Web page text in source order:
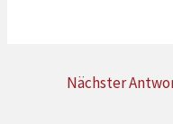
Nächster